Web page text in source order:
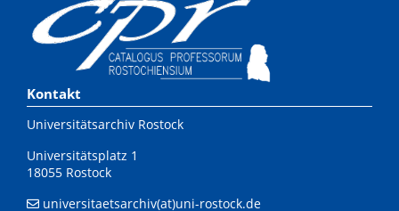
Kontakt
Universitätsarchiv Rostock
Universitätsplatz 1
18055 Rostock
universitaetsarchiv(at)uni-rostock.de